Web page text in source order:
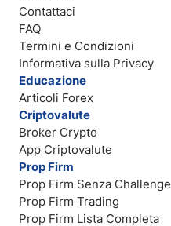
Contattaci
FAQ
Termini e Condizioni
Informativa sulla Privacy
Educazione
Articoli Forex
Criptovalute
Broker Crypto
App Criptovalute
Prop Firm
Prop Firm Senza Challenge
Prop Firm Trading
Prop Firm Lista Completa